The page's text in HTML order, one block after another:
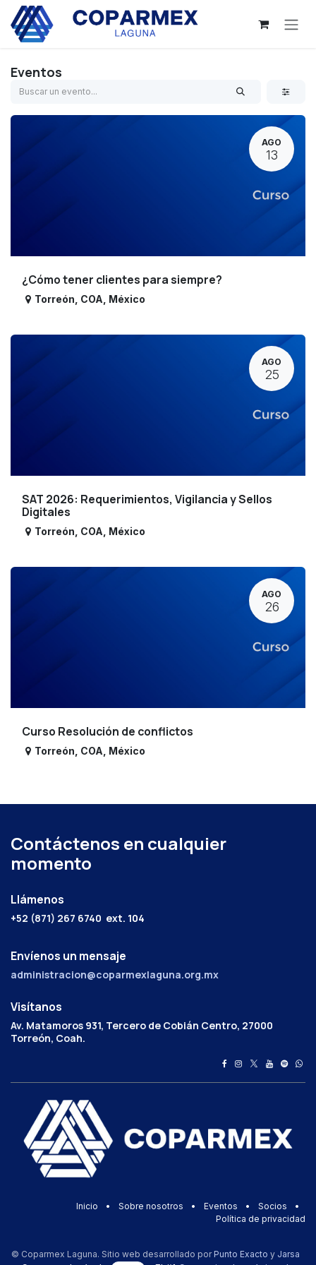
Ir al contenido
Eventos
AGO
13
¿Cómo tener clientes para siempre?
Torreón COA México
AGO
25
SAT 2026: Requerimientos, Vigilancia y Sellos
Digitales
Torreón COA México
AGO
26
Curso Resolución de conflictos
Torreón COA México
Contáctenos en cualquier
momento
Llámenos
+52 (871) 267 6740 ext. 104
Envíenos un mensaje
administracion@coparmexlaguna.org.mx
Visítanos
Av. Matamoros 931, Tercero de Cobián Centro, 27000
Torreón, Coah.
Inicio • Sobre nosotros • Eventos • Socios
•
Política de privacidad
© Coparmex Laguna. Sitio web desarrollado por Punto Exacto y Jarsa